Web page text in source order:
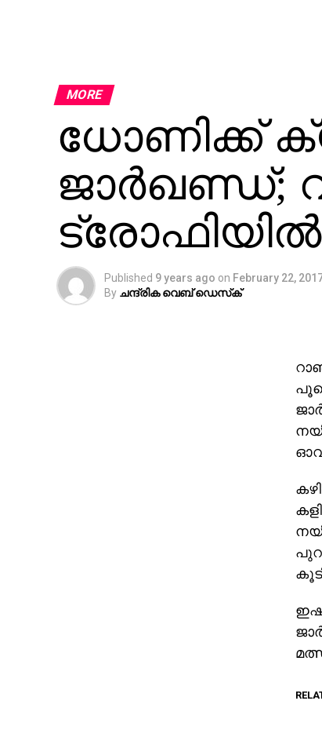
MORE
ധോണിക്ക്
ജാര്‍ഖണ്ഡ്;
Published 9 years ago on February 22,
By ചന്ദ്രിക വെബ് ഡെസ്‌ക്‌